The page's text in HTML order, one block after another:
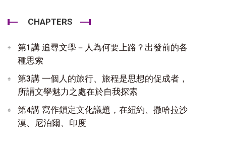
CHAPTERS
第1講 追尋文學－人為何要上路？出發前的各
種思索
第3講 一個人的旅行、旅程是思想的促成者，
所謂文學魅力之處在於自我探索
第4講 寫作鎖定文化議題，在紐約、撒哈拉沙
漠、尼泊爾、印度